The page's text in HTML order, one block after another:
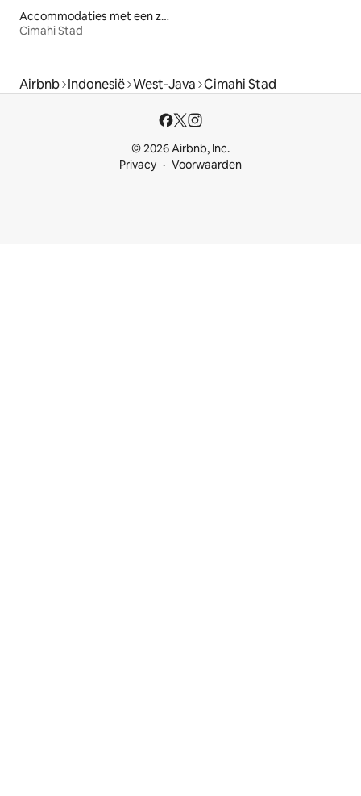
Accommodaties met een zwembad
Cimahi Stad
Airbnb Indonesië West-Java Cimahi Stad
© 2026 Airbnb, Inc.
Privacy
Voorwaarden